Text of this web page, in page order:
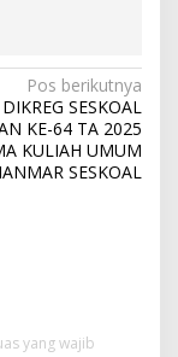
Pos berikutnya
SESKOAL
KE-64 TA 2025
KULIAH UMUM
SESKOAL
yang wajib